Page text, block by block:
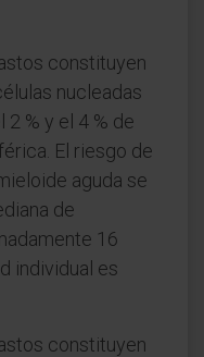
constituyen
nucleadas
2 % y el 4 % de
El riesgo de
aguda se
de
16
individual es
constituyen